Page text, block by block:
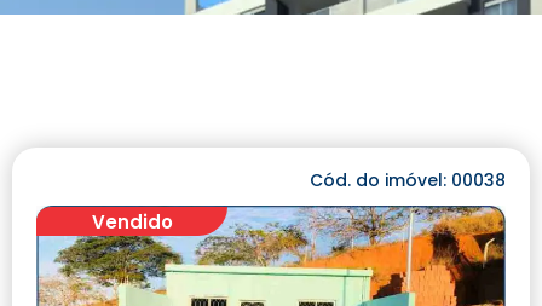
Cód. do imóvel: 00038
Vendido